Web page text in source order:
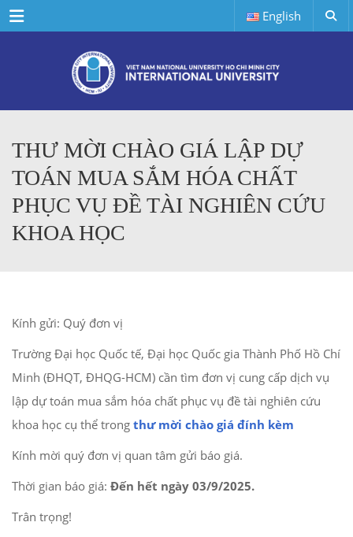
Menu English
THƯ MỜI CHÀO GIÁ LẬP DỰ
TOÁN MUA SẮM HÓA CHẤT
PHỤC VỤ ĐỀ TÀI NGHIÊN CỨU
KHOA HỌC
Kính gửi: Quý đơn vị
Trường Đại học Quốc tế, Đại học Quốc gia Thành Phố Hồ Chí
Minh (ĐHQT, ĐHQG-HCM) cần tìm đơn vị cung cấp dịch vụ
lập dự toán mua sắm hóa chất phục vụ đề tài nghiên cứu
khoa học cụ thể trong thư mời chào giá đính kèm
Kính mời quý đơn vị quan tâm gửi báo giá.
Thời gian báo giá: Đến hết ngày 03/9/2025.
Trân trọng!